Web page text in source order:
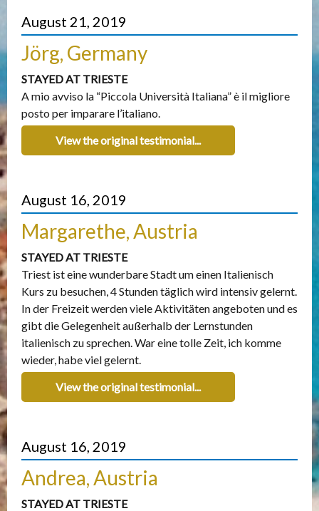
August 21, 2019
Jörg, Germany
STAYED AT TRIESTE
A mio avviso la “Piccola Università Italiana” è il migliore
posto per imparare l’italiano.
View the original testimonial...
August 16, 2019
Margarethe, Austria
STAYED AT TRIESTE
Triest ist eine wunderbare Stadt um einen Italienisch
Kurs zu besuchen, 4 Stunden täglich wird intensiv gelernt.
In der Freizeit werden viele Aktivitäten angeboten und es
gibt die Gelegenheit außerhalb der Lernstunden
italienisch zu sprechen. War eine tolle Zeit, ich komme
wieder, habe viel gelernt.
View the original testimonial...
August 16, 2019
Andrea, Austria
STAYED AT TRIESTE